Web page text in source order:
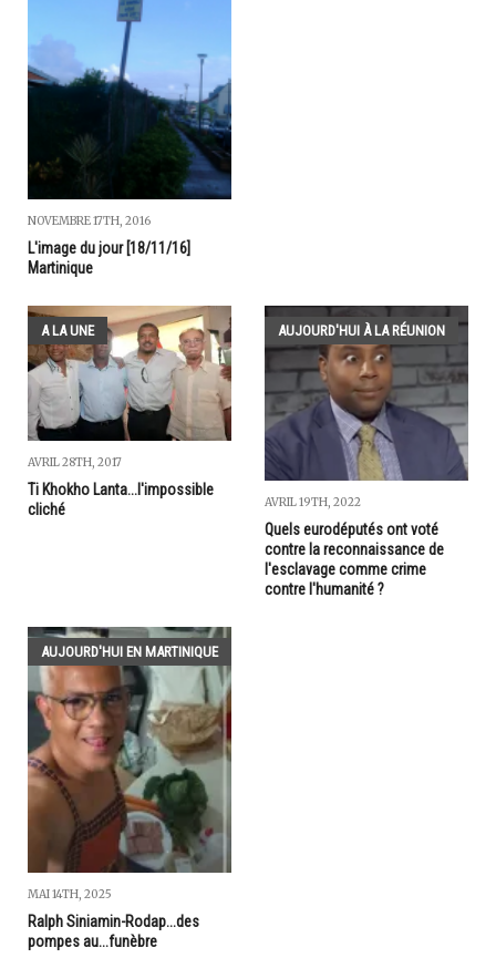
NOVEMBRE 17TH, 2016
L'image du jour [18/11/16]
Martinique
A LA UNE
AVRIL 28TH, 2017
Ti Khokho Lanta...l'impossible
cliché
AUJOURD'HUI À LA RÉUNION
AVRIL 19TH, 2022
Quels eurodéputés ont voté
contre la reconnaissance de
l'esclavage comme crime
contre l'humanité­ ?
AUJOURD'HUI EN MARTINIQUE
MAI 14TH, 2025
Ralph Siniamin-Rodap...des
pompes au...funèbre